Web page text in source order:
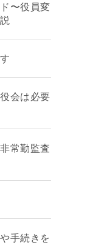
〜役員変
会は必要
常勤監査
手続きを